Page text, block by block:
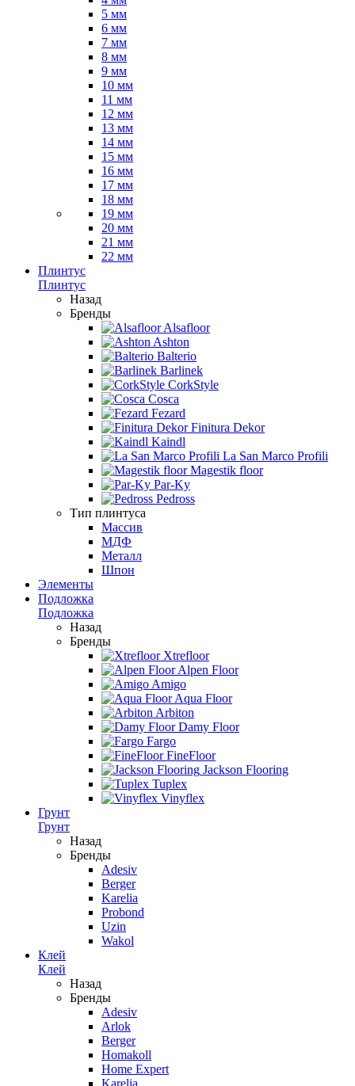
5 мм
6 мм
7 мм
8 мм
9 мм
10 мм
11 мм
12 мм
13 мм
14 мм
15 мм
16 мм
17 мм
18 мм
19 мм
20 мм
21 мм
22 мм
Плинтус
Плинтус
Назад
Бренды
Alsafloor
Ashton
Balterio
Barlinek
CorkStyle
Cosca
Fezard
Finitura Dekor
Kaindl
La San Marco Profili
Magestik floor
Par-Ky
Pedross
Тип плинтуса
Массив
МДФ
Металл
Шпон
Элементы
Подложка
Подложка
Назад
Бренды
Xtrefloor
Alpen Floor
Amigo
Aqua Floor
Arbiton
Damy Floor
Fargo
FineFloor
Jackson Flooring
Tuplex
Vinyflex
Грунт
Грунт
Назад
Бренды
Adesiv
Berger
Karelia
Probond
Uzin
Wakol
Клей
Клей
Назад
Бренды
Adesiv
Arlok
Berger
Homakoll
Home Expert
Karelia